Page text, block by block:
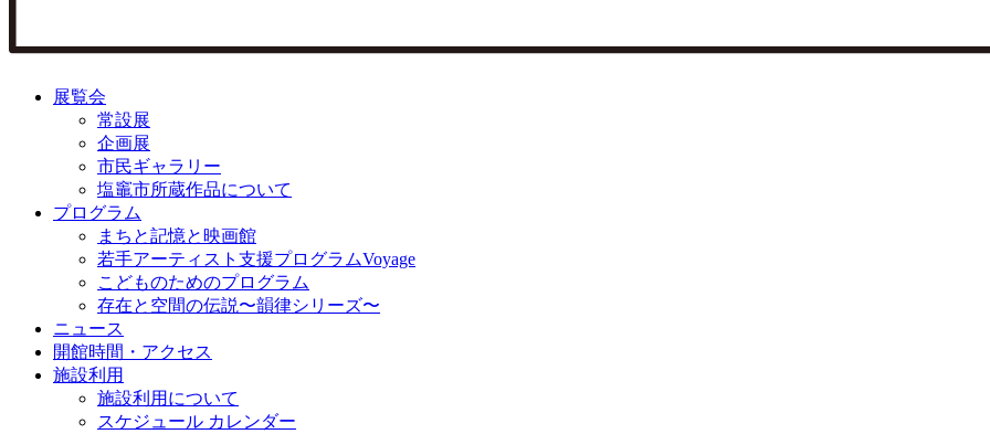
展覧会
常設展
企画展
市民ギャラリー
塩竈市所蔵作品について
プログラム
まちと記憶と映画館
若手アーティスト支援プログラムVoyage
こどものためのプログラム
存在と空間の伝説〜韻律シリーズ〜
ニュース
開館時間・アクセス
施設利用
施設利用について
スケジュール カレンダー